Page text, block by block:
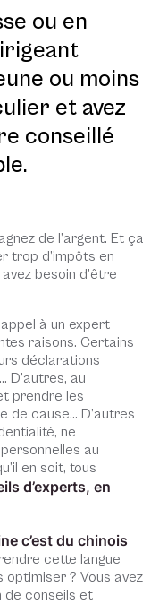
ou en
ou moins
et avez
conseillé
de l’argent. Et ça
trop d’impôts en
besoin d’être
à un expert
raisons. Certains
déclarations
D’autres, au
prendre les
de cause… D’autres
ne
au
en soit, tous
d’experts, en
c’est du chinois
cette langue
optimiser ? Vous avez
de conseils et